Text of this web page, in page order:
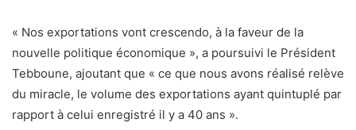
« Nos exportations vont crescendo, à la faveur de la
nouvelle politique économique », a poursuivi le Président
Tebboune, ajoutant que « ce que nous avons réalisé relève
du miracle, le volume des exportations ayant quintuplé par
rapport à celui enregistré il y a 40 ans ».